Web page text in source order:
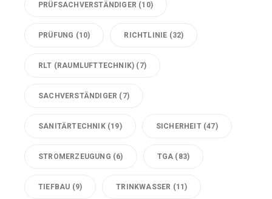
PRÜFSACHVERSTÄNDIGER (10)
PRÜFUNG (10) RICHTLINIE (32)
RLT (RAUMLUFTTECHNIK) (7)
SACHVERSTÄNDIGER (7)
SANITÄRTECHNIK(19) SICHERHEIT(47)
STROMERZEUGUNG (6) TGA (83)
TIEFBAU (9) TRINKWASSER (11)